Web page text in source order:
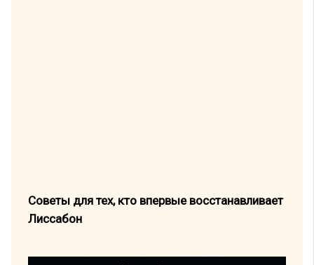
Советы для тех, кто впервые восстанавливает
Лиссабон